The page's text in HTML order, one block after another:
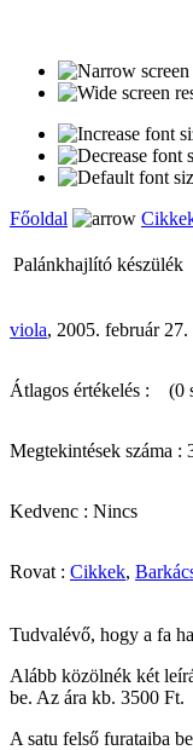
Főoldal
Palánkhajlító készülék
viola, 2005. február 27.
Átlagos értékelés : (0
Megtekintések száma
Kedvenc : Nincs
Rovat : Cikkek,
Tudvalévő, hogy a fa
Alább közölnék két
be. Az ára kb. 3500 Ft.
A satu felső furataiba